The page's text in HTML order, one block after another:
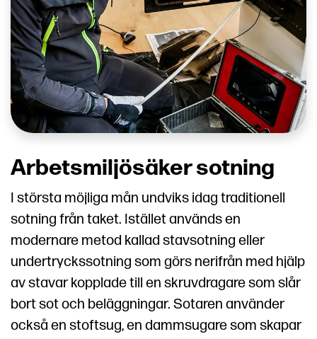
Arbetsmiljösäker sotning
I största möjliga mån undviks idag traditionell
sotning från taket. Istället används en
modernare metod kallad stavsotning eller
undertryckssotning som görs nerifrån med hjälp
av stavar kopplade till en skruvdragare som slår
bort sot och beläggningar. Sotaren använder
också en stoftsug, en dammsugare som skapar